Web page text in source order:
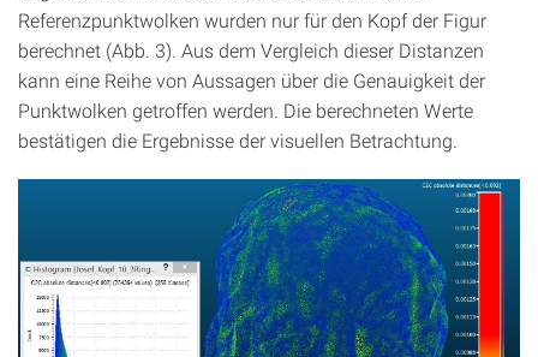
Referenzpunktwolken wurden nur für den Kopf der Figur
berechnet (Abb. 3). Aus dem Vergleich dieser Distanzen
kann eine Reihe von Aussagen über die Genauigkeit der
Punktwolken getroffen werden. Die berechneten Werte
bestätigen die Ergebnisse der visuellen Betrachtung.